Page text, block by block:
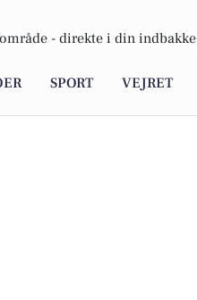
- direkte i din indbakke
SPORT VEJRET